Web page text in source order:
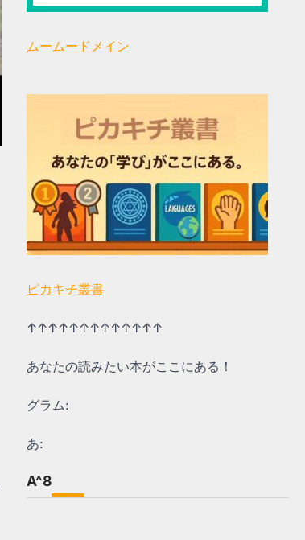
ムームードメイン
ピカキチ叢書
↑↑↑↑↑↑↑↑↑↑↑↑↑
あなたの読みたい本がここにある！
グラム:
あ:
A^8